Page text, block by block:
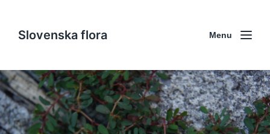
Slovenska flora Menu